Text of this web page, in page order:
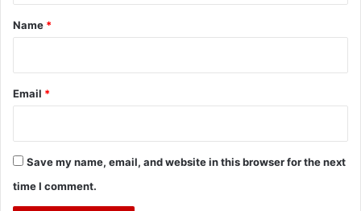
*
Name *
Email *
Save my name, email, and website in this browser for the next
time I comment.